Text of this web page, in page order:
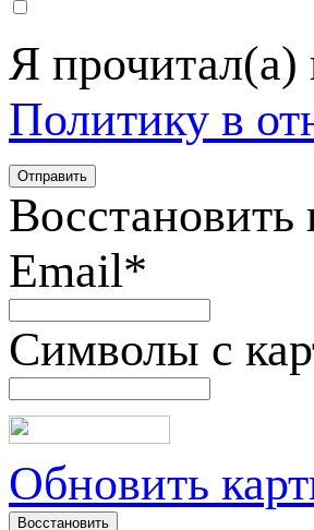
Я
Политику в
Восстановить
Email*
Символы с
Обновить